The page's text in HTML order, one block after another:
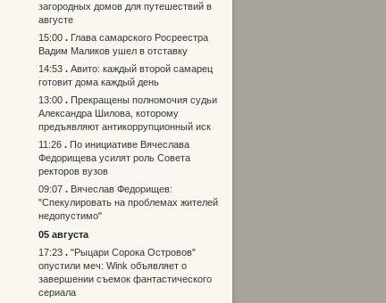
загородных домов для путешествий в
августе
15:00
Глава самарского Росреестра
Вадим Маликов ушел в отставку
14:53
Авито: каждый второй самарец
готовит дома каждый день
13:00
Прекращены полномочия судьи
Александра Шилова, которому
предъявляют антикоррупционный иск
11:26
По инициативе Вячеслава
Федорищева усилят роль Совета
ректоров вузов
09:07
Вячеслав Федорищев:
"Спекулировать на проблемах жителей
недопустимо"
05 августа
17:23
"Рыцари Сорока Островов"
опустили меч: Wink объявляет о
завершении съемок фантастического
сериала